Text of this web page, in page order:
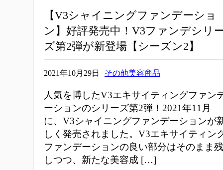
【V3シャイニングファンデーショ
ン】好評発売中！V3ファンデシリ
ズ第2弾が新登場【シーズン2】
2021年10月29日 その他美容商品
人気を博したV3エキサイティングファン
ーションのシリーズ第2弾！2021年11月
に、V3シャイニングファンデーションが
しく発売されました。V3エキサイティン
ファンデーションの良い部分はそのまま残
しつつ、新たな美容成 […]